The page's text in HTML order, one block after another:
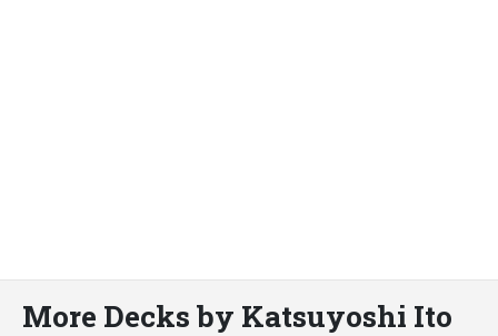
More Decks by Katsuyoshi Ito